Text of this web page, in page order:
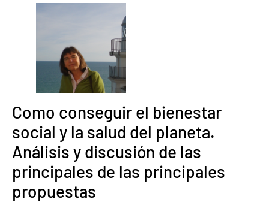
Como conseguir el bienestar
social y la salud del planeta.
Análisis y discusión de las
principales de las principales
propuestas